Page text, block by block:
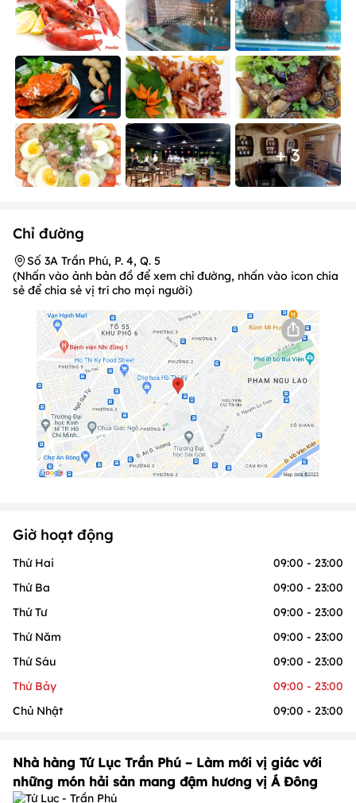
+ 3
Chỉ đường
Số 3A Trần Phú, P. 4, Q. 5
(Nhấn vào ảnh bản đồ để xem chỉ đường, nhấn vào icon chia
sẻ để chia sẻ vị trí cho mọi người)
Giờ hoạt động
Thứ Hai
09:00 - 23:00
Thứ Ba
09:00 - 23:00
Thứ Tư
09:00 - 23:00
Thứ Năm
09:00 - 23:00
Thứ Sáu
09:00 - 23:00
Thứ Bảy
09:00 - 23:00
Chủ Nhật
09:00 - 23:00
Nhà hàng Tứ Lục Trần Phú – Làm mới vị giác với
những món hải sản mang đậm hương vị Á Đông